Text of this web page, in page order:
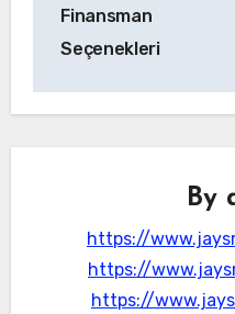
Finansman
Seçenekleri
By
https://
https://
https://